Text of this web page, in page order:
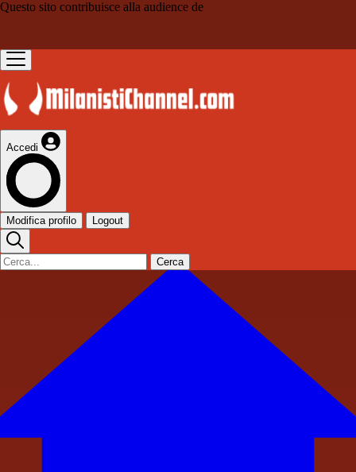
Questo sito contribuisce alla audience de
Accedi
Modifica profilo Logout
Cerca